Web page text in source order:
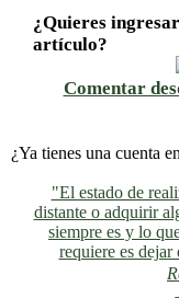
¿Quieres
artículo?
Comentar
¿Ya tienes una cuenta
"El estado de
distante o adquirir
siempre es y lo
requiere es